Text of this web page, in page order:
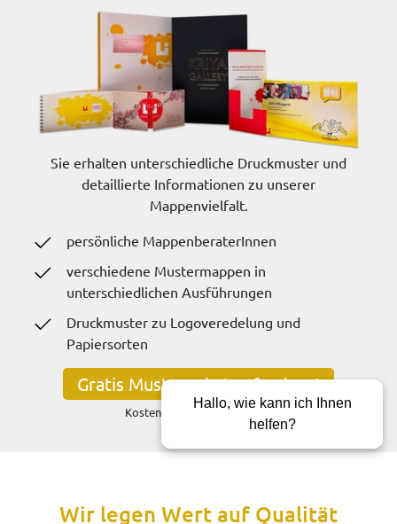
Sie erhalten unterschiedliche Druckmuster und
detaillierte Informationen zu unserer
Mappenvielfalt.
persönliche MappenberaterInnen
verschiedene Mustermappen in
unterschiedlichen Ausführungen
Druckmuster zu Logoveredelung und
Papiersorten
Gratis Musterpaket anfordern!
Kostenlos und unverbindlich
Wir legen Wert auf Qualität
Hallo, wie kann ich Ihnen
helfen?